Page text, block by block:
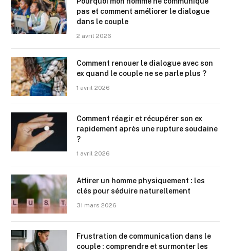
pas et comment améliorer le dialogue
dans le couple
2 avril 2026
Comment renouer le dialogue avec son
ex quand le couple ne se parle plus ?
1 avril 2026
Comment réagir et récupérer son ex
rapidement après une rupture soudaine
?
1 avril 2026
Attirer un homme physiquement : les
clés pour séduire naturellement
31 mars 2026
Frustration de communication dans le
couple : comprendre et surmonter les